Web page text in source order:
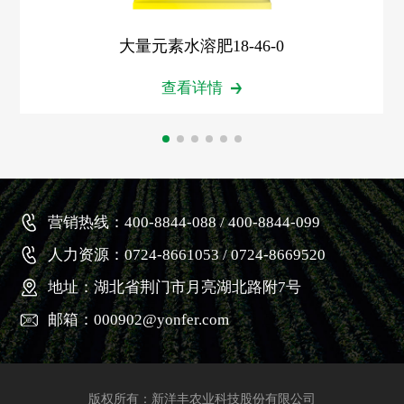
大量元素水溶肥18-46-0
查看详情
营销热线：400-8844-088 / 400-8844-099
人力资源：0724-8661053 / 0724-8669520
地址：湖北省荆门市月亮湖北路附7号
邮箱：000902@yonfer.com
版权所有：新洋丰农业科技股份有限公司